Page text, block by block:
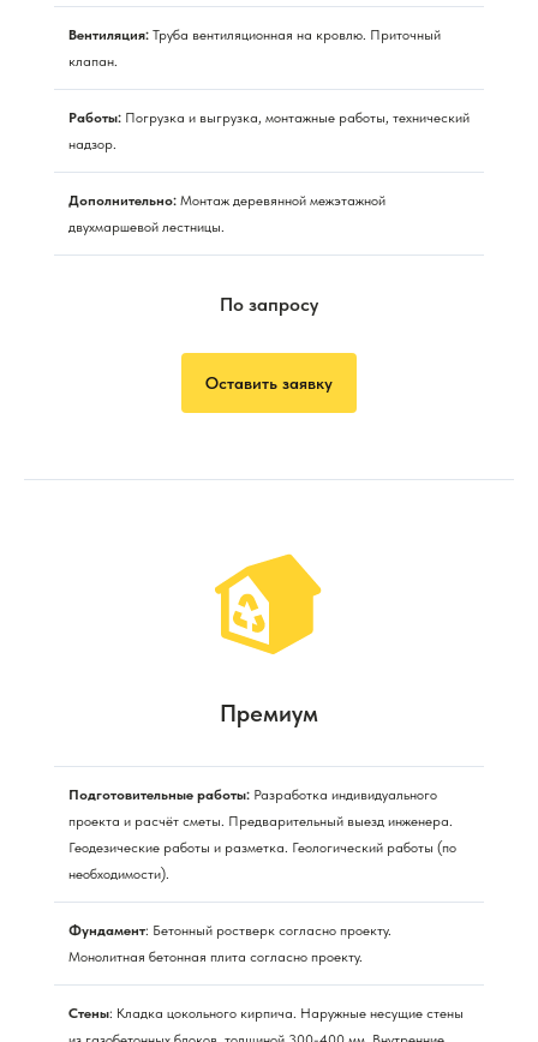
Вентиляция: Труба вентиляционная на кровлю. Приточный
клапан.
Работы: Погрузка и выгрузка, монтажные работы, технический
надзор.
Дополнительно: Монтаж деревянной межэтажной
двухмаршевой лестницы.
По запросу
Оставить заявку
Премиум
Подготовительные работы: Разработка индивидуального
проекта и расчёт сметы. Предварительный выезд инженера.
Геодезические работы и разметка. Геологический работы (по
необходимости).
Фундамент: Бетонный ростверк согласно проекту.
Монолитная бетонная плита согласно проекту.
Стены: Кладка цокольного кирпича. Наружные несущие стены